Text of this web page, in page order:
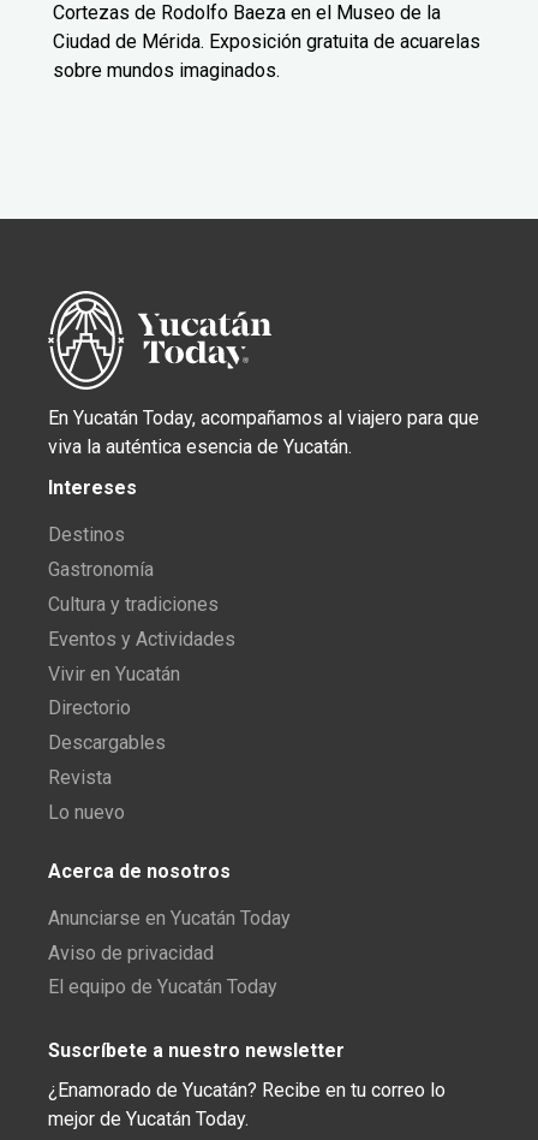
Cortezas de Rodolfo Baeza en el Museo de la
Ciudad de Mérida. Exposición gratuita de acuarelas
sobre mundos imaginados.
En Yucatán Today, acompañamos al viajero para que
viva la auténtica esencia de Yucatán.
Intereses
Destinos
Gastronomía
Cultura y tradiciones
Eventos y Actividades
Vivir en Yucatán
Directorio
Descargables
Revista
Lo nuevo
Acerca de nosotros
Anunciarse en Yucatán Today
Aviso de privacidad
El equipo de Yucatán Today
Suscríbete a nuestro newsletter
¿Enamorado de Yucatán? Recibe en tu correo lo
mejor de Yucatán Today.